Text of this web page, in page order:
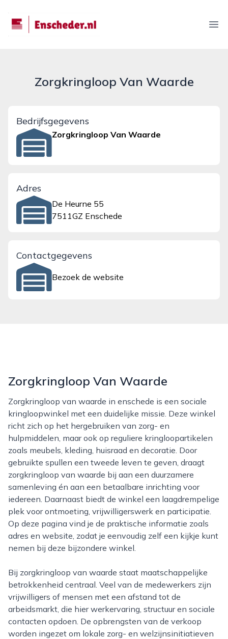
enscheder.nl
Zorgkringloop Van Waarde
Bedrijfsgegevens
Zorgkringloop Van Waarde
Adres
De Heurne 55
7511GZ Enschede
Contactgegevens
Bezoek de website
Zorgkringloop Van Waarde
Zorgkringloop van waarde in enschede is een sociale
kringloopwinkel met een duidelijke missie. Deze winkel
richt zich op het hergebruiken van zorg- en
hulpmiddelen, maar ook op reguliere kringloopartikelen
zoals meubels, kleding, huisraad en decoratie. Door
gebruikte spullen een tweede leven te geven, draagt
zorgkringloop van waarde bij aan een duurzamere
samenleving én aan een betaalbare inrichting voor
iedereen. Daarnaast biedt de winkel een laagdrempelige
plek voor ontmoeting, vrijwilligerswerk en participatie.
Op deze pagina vind je de praktische informatie zoals
adres en website, zodat je eenvoudig zelf een kijkje kunt
nemen bij deze bijzondere winkel.
Bij zorgkringloop van waarde staat maatschappelijke
betrokkenheid centraal. Veel van de medewerkers zijn
vrijwilligers of mensen met een afstand tot de
arbeidsmarkt, die hier werkervaring, structuur en sociale
contacten opdoen. De opbrengsten van de verkoop
worden ingezet om lokale zorg- en welzijnsinitiatieven